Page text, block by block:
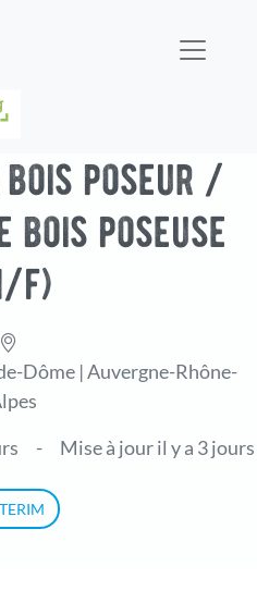
poseur /
poseuse
f)
Dôme | Auvergne-Rhône-
- Mise à jour il y a 3 jours